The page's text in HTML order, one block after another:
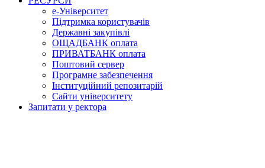
е-Університет
Підтримка користувачів
Державні закупівлі
ОЩАДБАНК оплата
ПРИВАТБАНК оплата
Поштовий сервер
Програмне забезпечення
Інституційний репозитарій
Сайти університету
Запитати у ректора